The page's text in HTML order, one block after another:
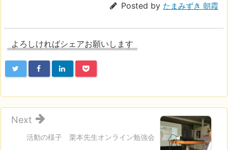
Posted by たまみずき 朝霞
よろしければシェアお願いします
活動の様子 栗本先生オンライン勉強会
Next